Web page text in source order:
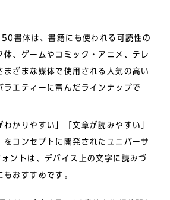
書体は、書籍にも使われる可読性の
体、ゲームやコミック・アニメ、テレ
まざまな媒体で使用される人気の高い
ラエティーに富んだラインナップで
かりやすい」「文章が読みやすい」
をコンセプトに開発されたユニバーサ
ントは、デバイス上の文字に読みづ
おすすめです。